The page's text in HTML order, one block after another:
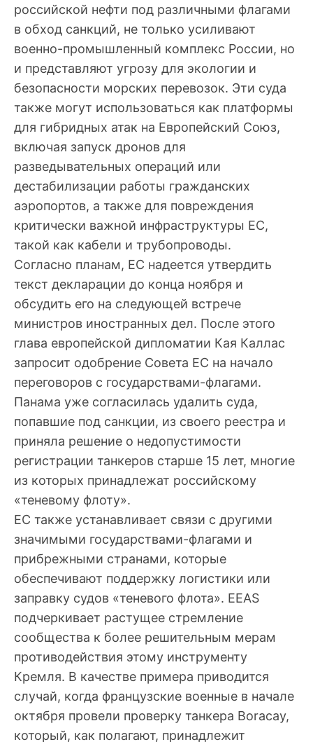
российской нефти под различными флагами
в обход санкций, не только усиливают
военно-промышленный комплекс России, но
и представляют угрозу для экологии и
безопасности морских перевозок. Эти суда
также могут использоваться как платформы
для гибридных атак на Европейский Союз,
включая запуск дронов для
разведывательных операций или
дестабилизации работы гражданских
аэропортов, а также для повреждения
критически важной инфраструктуры ЕС,
такой как кабели и трубопроводы.
Согласно планам, ЕС надеется утвердить
текст декларации до конца ноября и
обсудить его на следующей встрече
министров иностранных дел. После этого
глава европейской дипломатии Кая Каллас
запросит одобрение Совета ЕС на начало
переговоров с государствами-флагами.
Панама уже согласилась удалить суда,
попавшие под санкции, из своего реестра и
приняла решение о недопустимости
регистрации танкеров старше 15 лет, многие
из которых принадлежат российскому
«теневому флоту».
ЕС также устанавливает связи с другими
значимыми государствами-флагами и
прибрежными странами, которые
обеспечивают поддержку логистики или
заправку судов «теневого флота». EEAS
подчеркивает растущее стремление
сообщества к более решительным мерам
противодействия этому инструменту
Кремля. В качестве примера приводится
случай, когда французские военные в начале
октября провели проверку танкера Boracay,
который, как полагают, принадлежит